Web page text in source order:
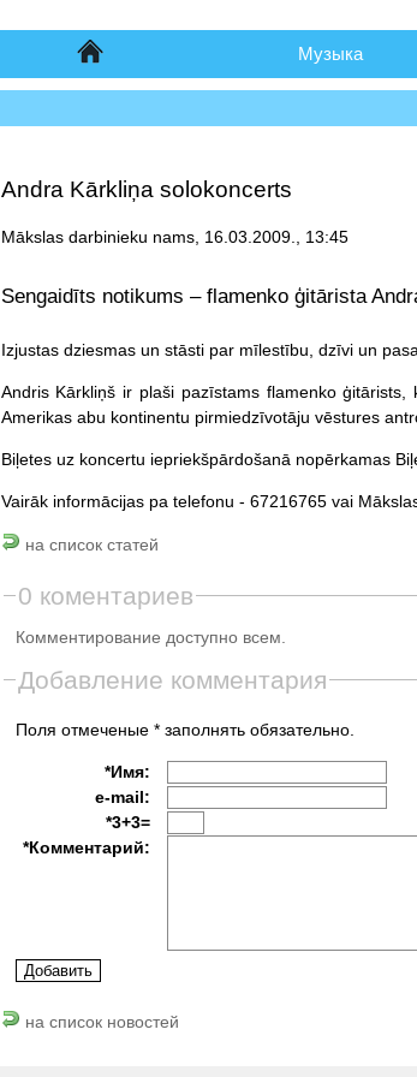
Начало Музыка
Andra Kārkliņa solokoncerts
Mākslas darbinieku nams, 16.03.2009., 13:45
Sengaidīts notikums – flamenko ģitārista
Izjustas dziesmas un stāsti par mīlestību, dzīvi un
Andris Kārkliņš ir plaši pazīstams flamenko
Amerikas abu kontinentu pirmiedzīvotāju vēstures
Biļetes uz koncertu iepriekšpārdošanā nopērkamas
Vairāk informācijas pa telefonu - 67216765 vai
на список статей
0 коментариев
Комментирование доступно всем.
Добавление комментария
Поля отмеченые * заполнять обязательно.
*Имя:
e-mail:
*3+3=
*Комментарий:
на список новостей